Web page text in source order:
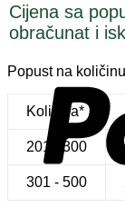
Cijena sa
obračunat i
Popust na količinu
Količina*
201 - 300
301 - 500